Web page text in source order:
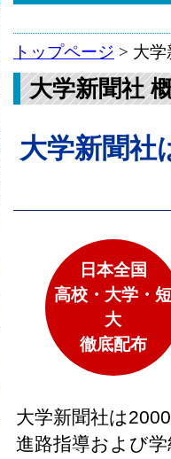
トップページ > 大
大学新聞社
大学新聞
日本全国
高校・大学・短
大
徹底配布
大学新聞社は
進路指導および